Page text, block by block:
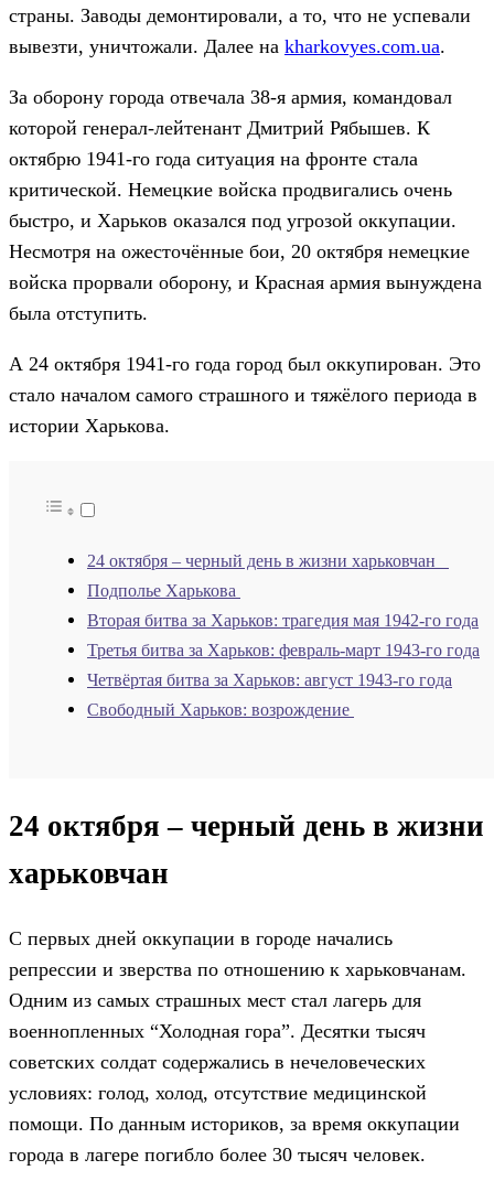
страны. Заводы демонтировали, а то, что не успевали
вывезти, уничтожали. Далее на kharkovyes.com.ua.
За оборону города отвечала 38-я армия, командовал
которой генерал-лейтенант Дмитрий Рябышев. К
октябрю 1941-го года ситуация на фронте стала
критической. Немецкие войска продвигались очень
быстро, и Харьков оказался под угрозой оккупации.
Несмотря на ожесточённые бои, 20 октября немецкие
войска прорвали оборону, и Красная армия вынуждена
была отступить.
А 24 октября 1941-го года город был оккупирован. Это
стало началом самого страшного и тяжёлого периода в
истории Харькова.
24 октября – черный день в жизни харьковчан
Подполье Харькова
Вторая битва за Харьков: трагедия мая 1942-го года
Третья битва за Харьков: февраль-март 1943-го года
Четвёртая битва за Харьков: август 1943-го года
Свободный Харьков: возрождение
24 октября – черный день в жизни
харьковчан
С первых дней оккупации в городе начались
репрессии и зверства по отношению к харьковчанам.
Одним из самых страшных мест стал лагерь для
военнопленных “Холодная гора”. Десятки тысяч
советских солдат содержались в нечеловеческих
условиях: голод, холод, отсутствие медицинской
помощи. По данным историков, за время оккупации
города в лагере погибло более 30 тысяч человек.